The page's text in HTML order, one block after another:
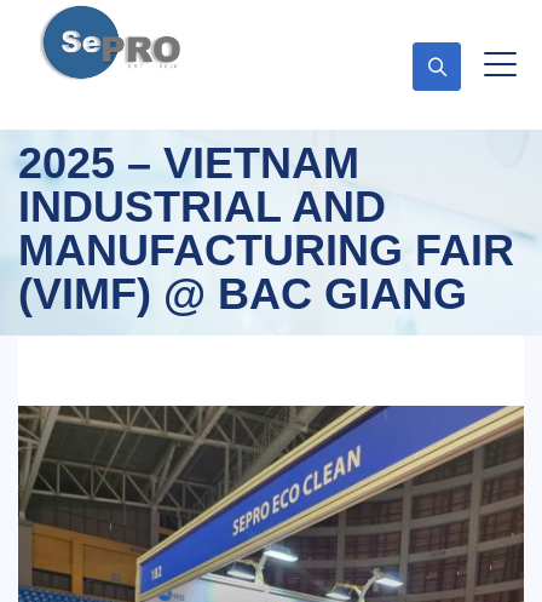
2025 – VIETNAM
INDUSTRIAL AND
MANUFACTURING FAIR
(VIMF) @ BAC GIANG